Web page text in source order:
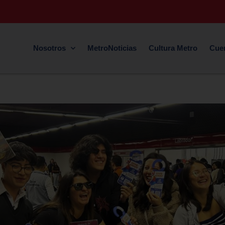
Nosotros MetroNoticias Cultura Metro